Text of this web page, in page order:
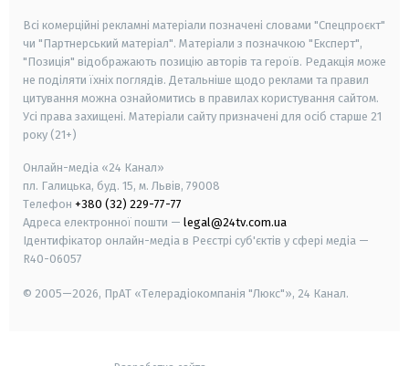
Всі комерційні рекламні матеріали позначені словами "Спецпроєкт"
чи "Партнерський матеріал". Матеріали з позначкою "Експерт",
"Позиція" відображають позицію авторів та героїв. Редакція може
не поділяти їхніх поглядів. Детальніше щодо реклами та правил
цитування можна ознайомитись в правилах користування сайтом.
Усі права захищені. Матеріали сайту призначені для осіб старше 21
року (21+)
Онлайн-медіа «24 Канал»
пл. Галицька, буд. 15, м. Львів, 79008
Телефон +380 (32) 229-77-77
Адреса електронної пошти — legal@24tv.com.ua
Ідентифікатор онлайн-медіа в Реєстрі суб'єктів у сфері медіа —
R40-06057
© 2005—2026, ПрАТ «Телерадіокомпанія "Люкс"», 24 Канал.